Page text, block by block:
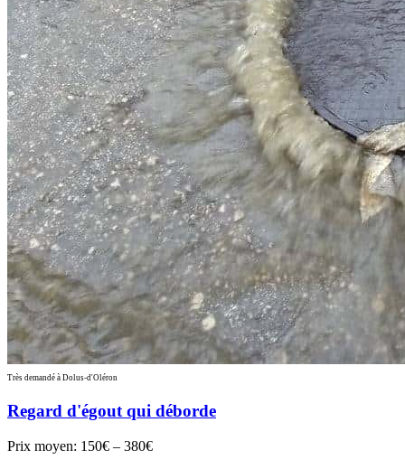
Très demandé à Dolus-d'Oléron
Regard d'égout qui déborde
Prix moyen: 150€ – 380€